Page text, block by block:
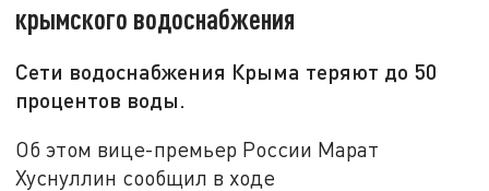
крымского водоснабжения
Сети водоснабжения Крыма теряют до 50
процентов воды.
Об этом вице-премьер России Марат
Хуснуллин сообщил в ходе